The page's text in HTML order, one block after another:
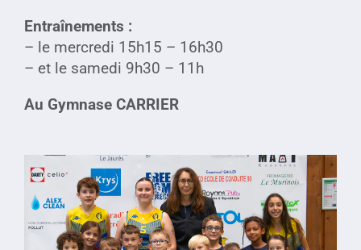
Entraînements :
– le mercredi 15h15 – 16h30
– et le samedi 9h30 – 11h
Au Gymnase CARRIER